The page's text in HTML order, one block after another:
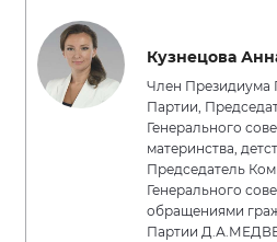
Кузнецова
Член Президиума
Партии,
Генерального
материнства,
Председатель
Генерального
обращениями
Партии